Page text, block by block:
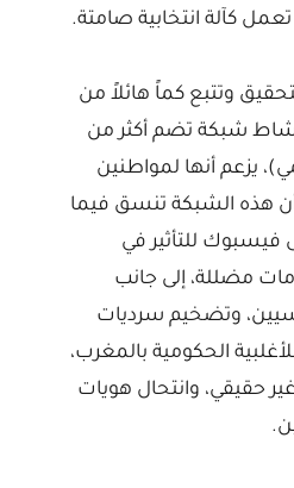
كآلة انتخابية صامتة.
وتتبع كماً هائلاً من
شبكة تضم أكثر من
يزعم أنها لمواطنين
هذه الشبكة تنسق فيما
فيسبوك للتأثير في
مضللة، إلى جانب
وتضخيم سرديات
الحكومية بالمغرب،
حقيقي، وانتحال هويات